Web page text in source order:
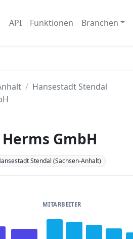
API Funktionen Branchen
Hansestadt Stendal
GmbH
Stendal (Sachsen-Anhalt)
MITARBEITER